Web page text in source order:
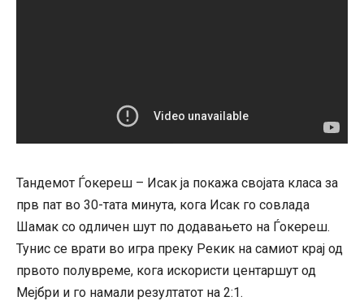
Тандемот Ѓокереш – Исак ја покажа својата класа за
прв пат во 30-тата минута, кога Исак го совлада
Шамак со одличен шут по додавањето на Ѓокереш.
Тунис се врати во игра преку Рекик на самиот крај од
првото полувреме, кога искористи центаршут од
Мејбри и го намали резултатот на 2:1.